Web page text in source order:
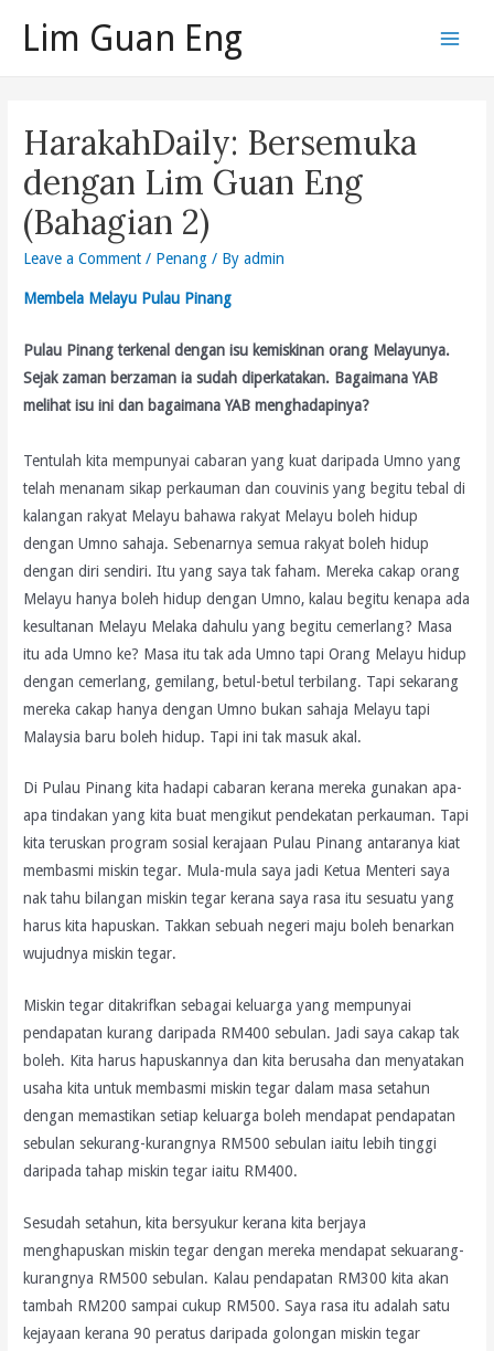
Lim Guan Eng
HarakahDaily: Bersemuka
dengan Lim Guan Eng
(Bahagian 2)
Leave a Comment / Penang / Byadmin
Membela Melayu Pulau Pinang
Pulau Pinang terkenal dengan isu kemiskinan orang Melayunya.
Sejak zaman berzaman ia sudah diperkatakan. Bagaimana YAB
melihat isu ini dan bagaimana YAB menghadapinya?
Tentulah kita mempunyai cabaran yang kuat daripada Umno yang
telah menanam sikap perkauman dan couvinis yang begitu tebal di
kalangan rakyat Melayu bahawa rakyat Melayu boleh hidup
dengan Umno sahaja. Sebenarnya semua rakyat boleh hidup
dengan diri sendiri. Itu yang saya tak faham. Mereka cakap orang
Melayu hanya boleh hidup dengan Umno, kalau begitu kenapa ada
kesultanan Melayu Melaka dahulu yang begitu cemerlang? Masa
itu ada Umno ke? Masa itu tak ada Umno tapi Orang Melayu hidup
dengan cemerlang, gemilang, betul-betul terbilang. Tapi sekarang
mereka cakap hanya dengan Umno bukan sahaja Melayu tapi
Malaysia baru boleh hidup. Tapi ini tak masuk akal.
Di Pulau Pinang kita hadapi cabaran kerana mereka gunakan apa-
apa tindakan yang kita buat mengikut pendekatan perkauman. Tapi
kita teruskan program sosial kerajaan Pulau Pinang antaranya kiat
membasmi miskin tegar. Mula-mula saya jadi Ketua Menteri saya
nak tahu bilangan miskin tegar kerana saya rasa itu sesuatu yang
harus kita hapuskan. Takkan sebuah negeri maju boleh benarkan
wujudnya miskin tegar.
Miskin tegar ditakrifkan sebagai keluarga yang mempunyai
pendapatan kurang daripada RM400 sebulan. Jadi saya cakap tak
boleh. Kita harus hapuskannya dan kita berusaha dan menyatakan
usaha kita untuk membasmi miskin tegar dalam masa setahun
dengan memastikan setiap keluarga boleh mendapat pendapatan
sebulan sekurang-kurangnya RM500 sebulan iaitu lebih tinggi
daripada tahap miskin tegar iaitu RM400.
Sesudah setahun, kita bersyukur kerana kita berjaya
menghapuskan miskin tegar dengan mereka mendapat sekuarang-
kurangnya RM500 sebulan. Kalau pendapatan RM300 kita akan
tambah RM200 sampai cukup RM500. Saya rasa itu adalah satu
kejayaan kerana 90 peratus daripada golongan miskin tegar